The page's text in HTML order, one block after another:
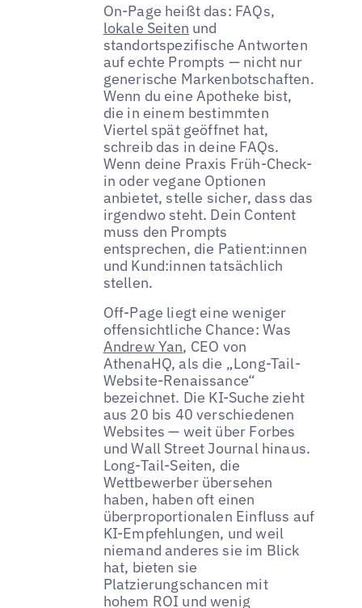
On-Page heißt das: FAQs,
lokale Seiten und
standortspezifische Antworten
auf echte Prompts — nicht nur
generische Markenbotschaften.
Wenn du eine Apotheke bist,
die in einem bestimmten
Viertel spät geöffnet hat,
schreib das in deine FAQs.
Wenn deine Praxis Früh-Check-
in oder vegane Optionen
anbietet, stelle sicher, dass das
irgendwo steht. Dein Content
muss den Prompts
entsprechen, die Patient:innen
und Kund:innen tatsächlich
stellen.
Off-Page liegt eine weniger
offensichtliche Chance: Was
Andrew Yan, CEO von
AthenaHQ, als die „Long-Tail-
Website-Renaissance“
bezeichnet. Die KI-Suche zieht
aus 20 bis 40 verschiedenen
Websites — weit über Forbes
und Wall Street Journal hinaus.
Long-Tail-Seiten, die
Wettbewerber übersehen
haben, haben oft einen
überproportionalen Einfluss auf
KI-Empfehlungen, und weil
niemand anderes sie im Blick
hat, bieten sie
Platzierungschancen mit
hohem ROI und wenig